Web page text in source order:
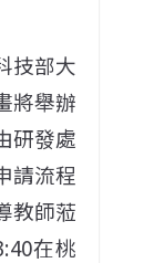
技部大
將舉辦
研發處
請流程
教師蒞
在桃